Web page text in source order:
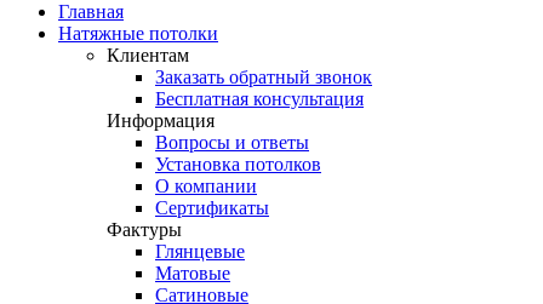
Главная
Натяжные потолки
Клиентам
Заказать обратный звонок
Бесплатная консультация
Информация
Вопросы и ответы
Установка потолков
О компании
Сертификаты
Фактуры
Глянцевые
Матовые
Сатиновые